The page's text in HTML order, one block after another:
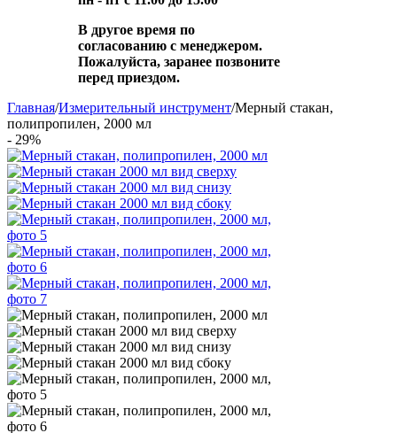
В другое время по
согласованию с менеджером.
Пожалуйста, заранее позвоните
перед приездом.
Главная/Измерительный инструмент/Мерный стакан,
полипропилен, 2000 мл
- 29%